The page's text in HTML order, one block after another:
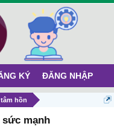
hồn
mạnh
KÝ ĐĂNG NHẬP